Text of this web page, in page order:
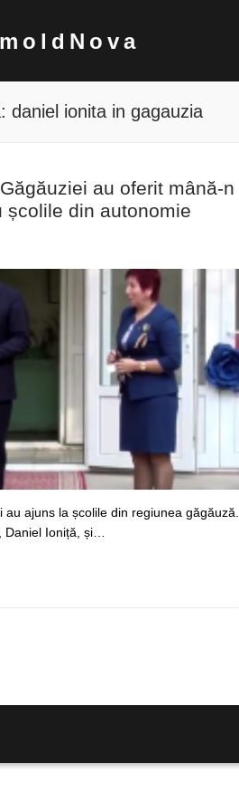
moldNova
daniel ionita in gagauzia
au oferit mână-n
școlile din autonomie
ajuns la școlile din regiunea găgăuză.
Daniel Ioniță, și…